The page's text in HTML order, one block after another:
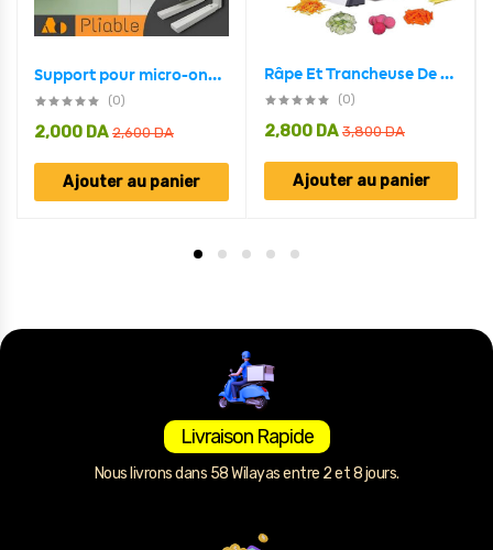
Support pour micro-ondes pliable avec bras extensibles Charge maximale 40 kg
(0)
2,600DA
2,000 DA
Ajouter au panier
Râpe Et Trancheuse De Fromages Et De Légumes Multi-Usages
(0)
3,800DA
2,800 DA
Ajouter au panier
Livraison Rapide
Nous livrons dans 58 Wilayas entre 2 et 8 jours.